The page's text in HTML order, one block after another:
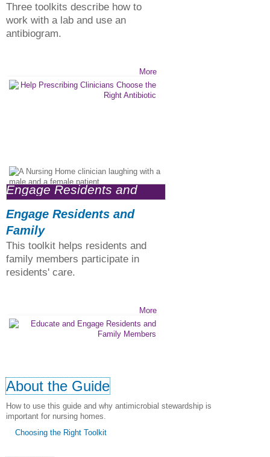
Three toolkits describe how to
work with a lab and use an
antibiogram.
More
Engage Residents and
Family >
Engage Residents and
Family
This toolkit helps residents and
family members participate in
residents' care.
More
About the Guide
How to use this guide and why antimicrobial stewardship is
important for nursing homes.
Choosing the Right Toolkit